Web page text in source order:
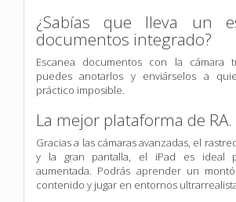
¿Sabías que lleva un
documentos integrado?
Escanea documentos con la cámara
puedes anotarlos y enviárselos a
práctico imposible.
La mejor plataforma de RA.
Gracias a las cámaras avanzadas, el
y la gran pantalla, el iPad es ideal
aumentada. Podrás aprender un
contenido y jugar en entornos